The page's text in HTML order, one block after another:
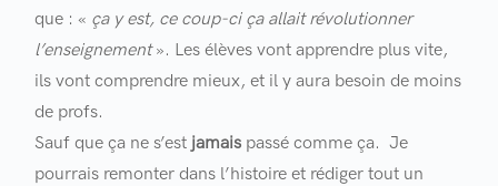
que : « ça y est, ce coup-ci ça allait révolutionner
l’enseignement». Les élèves vont apprendre plus vite,
ils vont comprendre mieux, et il y aura besoin de moins
de profs.
Sauf que ça ne s’est jamais passé comme ça. Je
pourrais remonter dans l’histoire et rédiger tout un